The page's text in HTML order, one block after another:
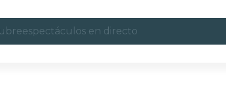
espectáculos en directo